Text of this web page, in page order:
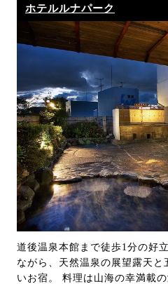
ホテルルナパーク
道後温泉本館まで徒歩1分の好
ながら、天然温泉の展望露天と
いお宿。 料理は山海の幸満載